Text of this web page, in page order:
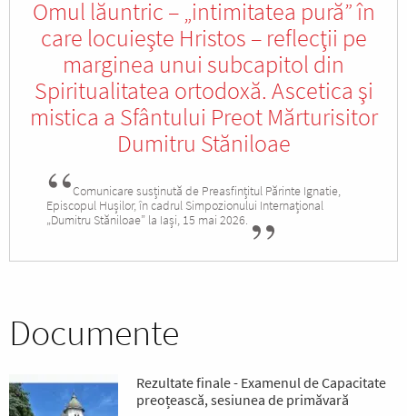
Omul lăuntric – „intimitatea pură” în
care locuieşte Hristos – reflecţii pe
marginea unui subcapitol din
Spiritualitatea ortodoxă. Ascetica şi
mistica a Sfântului Preot Mărturisitor
Dumitru Stăniloae
Comunicare susținută de Preasfințitul Părinte Ignatie,
Episcopul Hușilor, în cadrul Simpozionului Internațional
„Dumitru Stăniloae” la Iași, 15 mai 2026.
Documente
Rezultate finale - Examenul de Capacitate
preoțească, sesiunea de primăvară